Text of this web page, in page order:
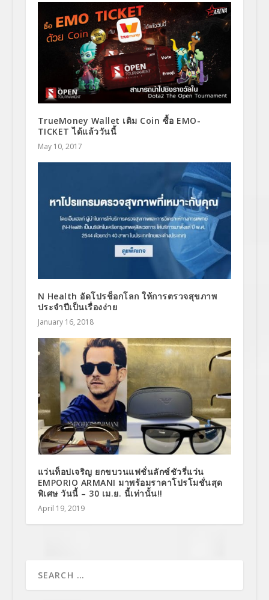
TrueMoney Wallet เติม Coin ซื้อ EMO-
TICKET ได้แล้ววันนี้
May 10, 2017
N Health อัดโปรช็อกโลก ให้การตรวจสุขภาพ
ประจำปีเป็นเรื่องง่าย
January 16, 2018
แว่นท็อปเจริญ ยกขบวนแฟชั่นลักซ์ชัวรี่แว่น
EMPORIO ARMANI มาพร้อมราคาโปรโมชั่นสุด
พิเศษ วันนี้ – 30 เม.ย. นี้เท่านั้น!!
April 19, 2019